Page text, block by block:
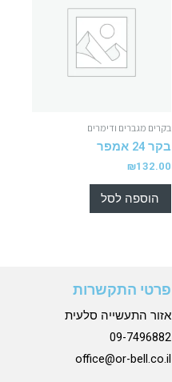
בקרים מגברים ודימרים
בקר 24 אמפר
₪132.00
הוספה לסל
פרטי התקשרות
אזור התעשייה סלעית
09-7496882
office@or-bell.co.il